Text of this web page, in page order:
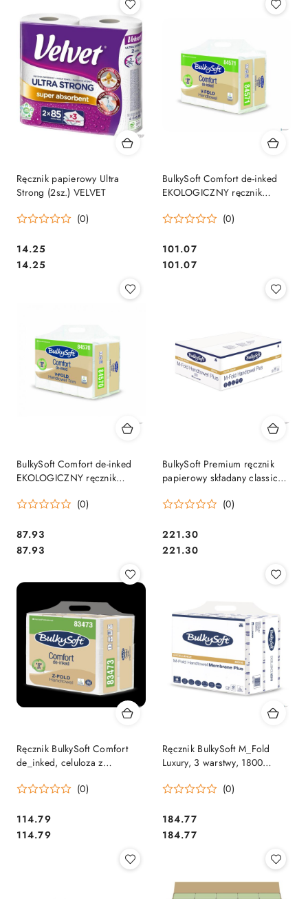
Ręcznik papierowy Ultra
Strong (2sz.) VELVET
(0)
Cena:
14.25
Cena:
14.25
BulkySoft Comfort de-inked
EKOLOGICZNY ręcznik
typu ZZ, V 84571
(0)
Cena:
101.07
Cena:
101.07
BulkySoft Comfort de-inked
EKOLOGICZNY ręcznik
V 84570
(0)
Cena:
87.93
Cena:
87.93
BulkySoft Premium ręcznik
papierowy składany classic
panelowy, 2W, biały 3125
(0)
Cena:
221.30
Cena:
221.30
Ręcznik BulkySoft Comfort
de_inked, celuloza z
2_warstwowy, 4 _ 21,5 cm,
(0)
Cena:
114.79
Cena:
114.79
Ręcznik BulkySoft M_Fold
Luxury, 3 warstwy, 1800
(0)
Cena:
184.77
Cena:
184.77